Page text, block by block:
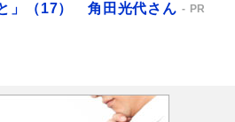
」（17） 角田光代さん
PR